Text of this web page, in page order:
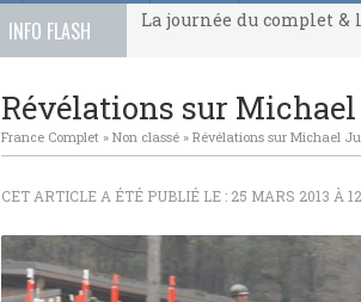
INFO FLASH
La journée du complet
Révélations sur
France Complet » Non classé » Révélations sur Michael
CET ARTICLE A ÉTÉ PUBLIÉ LE : 25 MARS 2013 À